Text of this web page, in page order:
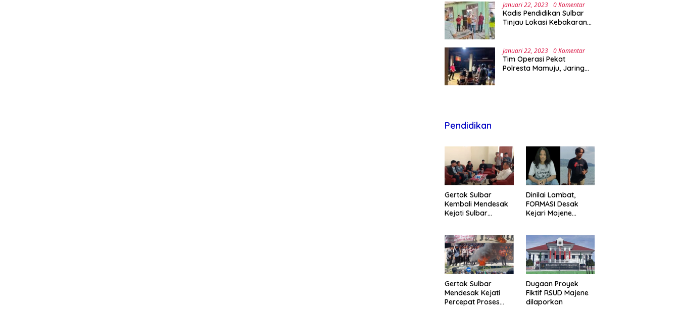
Januari 22, 2023 0 Komentar
Kadis Pendidikan Sulbar
Tinjau Lokasi Kebakaran
Januari 22, 2023 0 Komentar
Tim Operasi Pekat
Polresta Mamuju, Jaring
Pendidikan
Gertak Sulbar
Kembali Mendesak
Kejati Sulbar
Majene
Dinilai Lambat,
FORMASI Desak
Kejari Majene
Fiktif RSUD Majene
Gertak Sulbar
Mendesak Kejati
Percepat Proses
Dugaan Proyek
Fiktif RSUD Majene
dilaporkan